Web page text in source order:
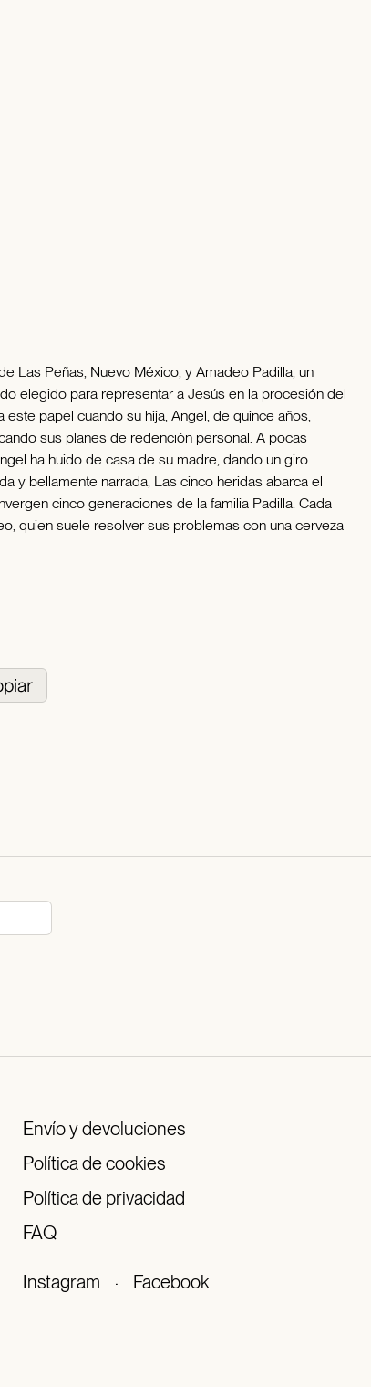
Las Peñas, Nuevo México, y Amadeo Padilla, un
elegido para representar a Jesús en la procesión del
papel cuando su hija, Angel, de quince años,
sus planes de redención personal. A pocas
ha huido de casa de su madre, dando un giro
y bellamente narrada, Las cinco heridas abarca el
cinco generaciones de la familia Padilla. Cada
quien suele resolver sus problemas con una cerveza
Envío y devoluciones
Política de cookies
Política de privacidad
FAQ
Instagram · Facebook